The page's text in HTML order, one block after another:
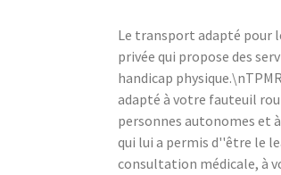
Le transport adapté pour
privée qui propose des
handicap
adapté à votre fauteuil
personnes autonomes et
qui lui a permis d''être le
consultation médicale, à